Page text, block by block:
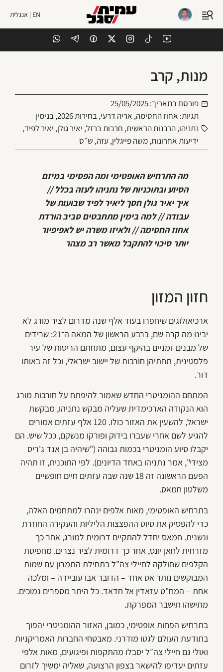
EN | אנגלית
מנות, קרב
פורסם בתאריך:25/05/2025
תגיות: אחוז החסימה, אריה דרעי,בחירות 2026 ,בנימין
נתניהו,הרבנות הראשית, חרבות ברזל, יאיר גולן, יאיר לפיד,
ידיעות אחרונות,משה פייגלין,עזה, ש״ס
מה התרחיש האופטימי ומה הפסימי במיזם
הסיוע ובתוכניות של נתניהו לעזה בכלל //
איך יאיר גולן חסך ליאיר לפיד שבועות של
עבודה // למה בימין מתחבטים סביב הורדת
אחוז החסימה // ולאיזו משרה יש לאפיפיור
יותר סיכוי להתקבל מאשר רב מצהר
חזון המזון
ארכיאולוגים שיחפרו בעוד אלף שנה מדרום לציר מורג לא
יבינו מה קרה שם, ברבע הראשון של המאה ה־21: שרידים
של מבנים זמניים בהיקף עצום, מתחתם הריסות של עיר
פלסטינית, תחתיהן חורבות של יישוב ישראלי, וכל זה באותו
דור.
המתחם ההומניטרי החדש שאמור להיפתח על חורבות מורג
הוא הנקודה הארכימדית שעליה מבקש נתניהו, מבקשת
ישראל, להשעין את האזור כולו. 120 אלף עזתים אמורים
להגיע לשם אחרי שעברו בידוק ופורקו מנשקם, ככל שיש. הם
יקבלו סיוע הומניטרי בכמות גבוהה ("שיהיה בן אנד ג'ריס
מצידי", אמר נתניהו באחד הדיונים). לפי התוכנית, זו תהיה
הפעם הראשונה זה 18 שנה שבה עזתים חיים חופשיים
משלטון חמאס.
בתרחיש האופטימי, מאות אלפים ינהרו למתחמים האלה,
כדי להפסיק את סיוט ההפצצות הליליות והעקירה החוזרת
ונשנית. חמאס יחדל להתקיים דרומית למורג, אחר כך
מזרחית לחאן יונס, אחר כך דרומית לציר נצרים. מחפיסת
הקלפים שחולקה לחיילי צה"ל בתחילת התמרון עם שמות
המבוקשים נותר אס אחד – הדובר אבו עוביידה – ומלכה
אחת – המח"ט עזאדין אל חדאד. כל היתר מספרים נמוכים.
מתישהו תישבר המפרקת.
בתרחיש הפחות אופטימי, כמובן, האזור ההומניטרי יהפוך
בתודעת העולם לגטו מודרני. מאבטחי החברות האמריקניות
ואולי גם חיילי צה״ל יסבלו מהתקפות ופיגועים, מאות אלפי
עזתים יעדיפו להישאר בצפון הרצועה, שאליה ימשיך לזרום